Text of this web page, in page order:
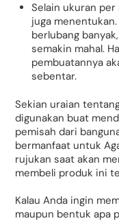
Selain ukuran
juga
berlubang
semakin mahal.
pembuatannya
sebentar.
Sekian uraian
digunakan buat
pemisah dari
bermanfaat untuk
rujukan saat akan
membeli produk ini
Kalau Anda ingin
maupun bentuk apa